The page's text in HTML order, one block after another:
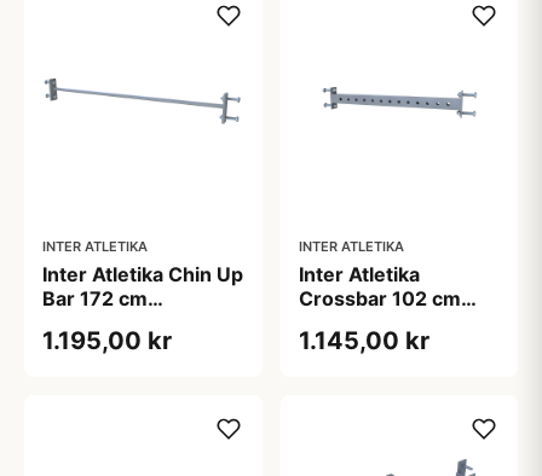
INTER ATLETIKA
Inter Atletika Chin Up
Bar 172 cm
1.195,00 kr
INTER ATLETIKA
Inter Atletika
Crossbar 102 cm
1.145,00 kr